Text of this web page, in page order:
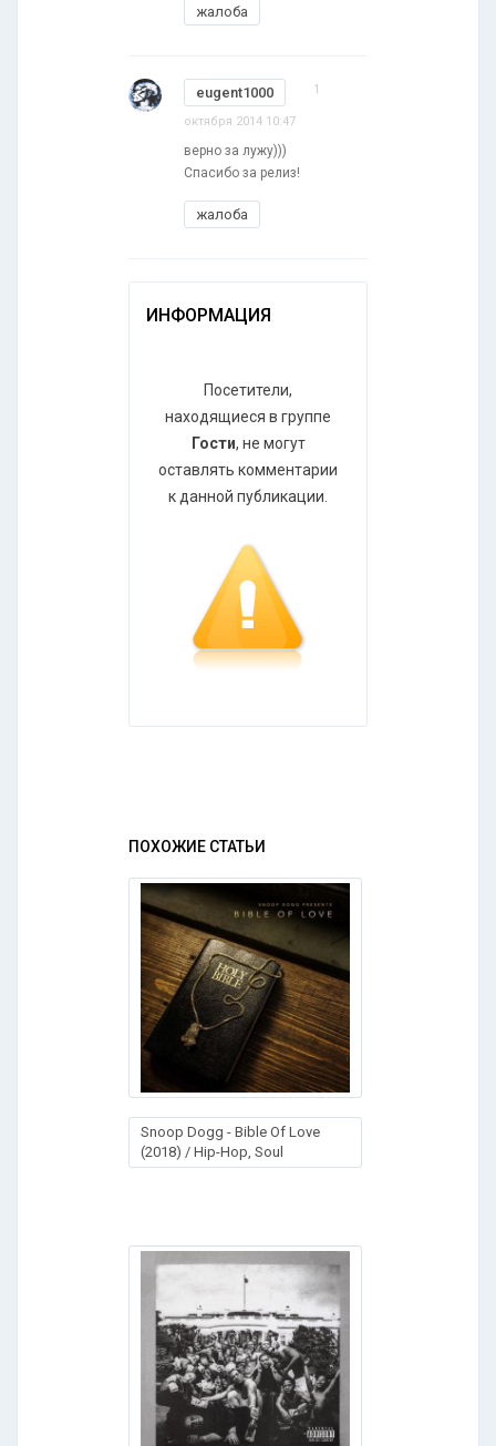
жалоба
eugent1000 1
октября 2014 10:47
верно за лужу)))
Спасибо за релиз!
жалоба
ИНФОРМАЦИЯ
Посетители,
находящиеся в группе
Гости, не могут
оставлять комментарии
к данной публикации.
ПОХОЖИЕ СТАТЬИ
Snoop Dogg - Bible Of Love
(2018) / Hip-Hop, Soul